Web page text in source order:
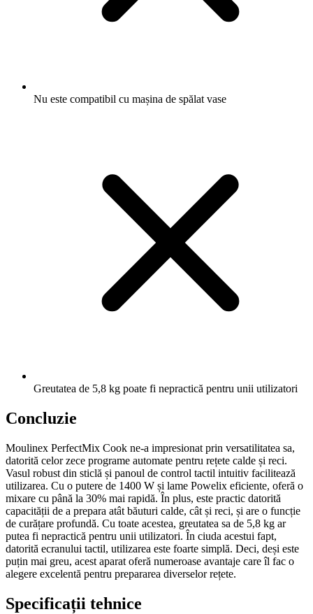
Nu este compatibil cu mașina de spălat vase
Greutatea de 5,8 kg poate fi nepractică pentru unii utilizatori
Concluzie
Moulinex PerfectMix Cook ne-a impresionat prin versatilitatea sa,
datorită celor zece programe automate pentru rețete calde și reci.
Vasul robust din sticlă și panoul de control tactil intuitiv facilitează
utilizarea. Cu o putere de 1400 W și lame Powelix eficiente, oferă o
mixare cu până la 30% mai rapidă. În plus, este practic datorită
capacității de a prepara atât băuturi calde, cât și reci, și are o funcție
de curățare profundă. Cu toate acestea, greutatea sa de 5,8 kg ar
putea fi nepractică pentru unii utilizatori. În ciuda acestui fapt,
datorită ecranului tactil, utilizarea este foarte simplă. Deci, deși este
puțin mai greu, acest aparat oferă numeroase avantaje care îl fac o
alegere excelentă pentru prepararea diverselor rețete.
Specificații tehnice